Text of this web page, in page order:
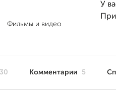
Фильмы и видео
У
30 Комментарии 5